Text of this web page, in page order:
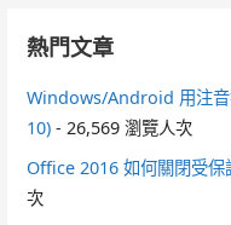
熱門文章
Windows/Android 用注
10) - 26,569 瀏覽人次
Office 2016 如何關閉受保
次